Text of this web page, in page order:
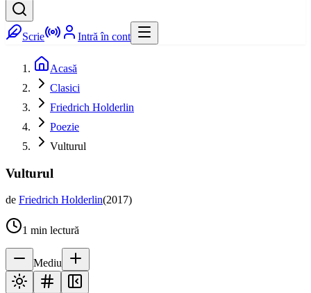
Scrie Intră în cont
Acasă
Clasici
Friedrich Holderlin
Poezie
Vulturul
Vulturul
de Friedrich Holderlin(2017)
1 min lectură
Mediu